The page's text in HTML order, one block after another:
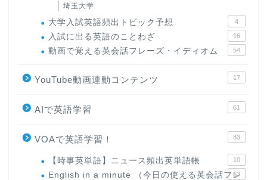
埼玉大学
大学入試英語頻出トピック予想 4
入試に出る英語のことわざ 16
動画で覚える英会話フレーズ・イディオム 54
YouTube動画連動コンテンツ 17
AIで英語学習 61
VOAで英語学習！ 83
【時事英単語】ニュース頻出英単語帳 10
English in a minute （今日の使える英会話フレ
63